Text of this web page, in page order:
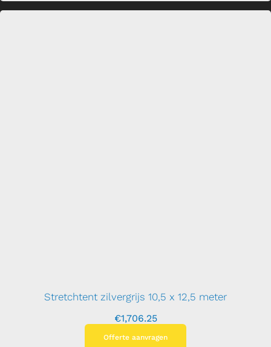
Stretchtent zilvergrijs 10,5 x 12,5 meter
€1,706.25
Offerte aanvragen